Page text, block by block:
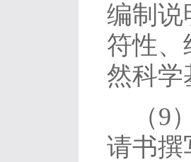
编制说
符性、
然科学
（
请书撰